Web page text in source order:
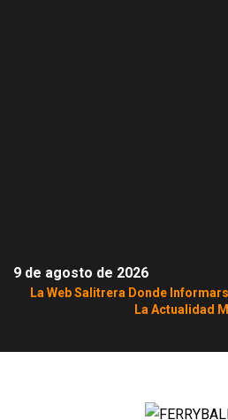
9 de agosto de 2026
La Web Salitrera Donde
La Actualidad